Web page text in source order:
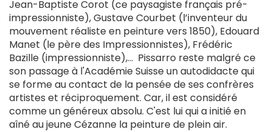
Jean-Baptiste Corot (ce paysagiste français pré-
impressionniste), Gustave Courbet (l’inventeur du
mouvement réaliste en peinture vers 1850), Edouard
Manet (le père des Impressionnistes), Frédéric
Bazille (impressionniste),… Pissarro reste malgré ce
son passage à l'Académie Suisse un autodidacte qui
se forme au contact de la pensée de ses confrères
artistes et réciproquement. Car, il est considéré
comme un généreux absolu. C'est lui qui a initié en
aîné au jeune Cézanne la peinture de plein air.